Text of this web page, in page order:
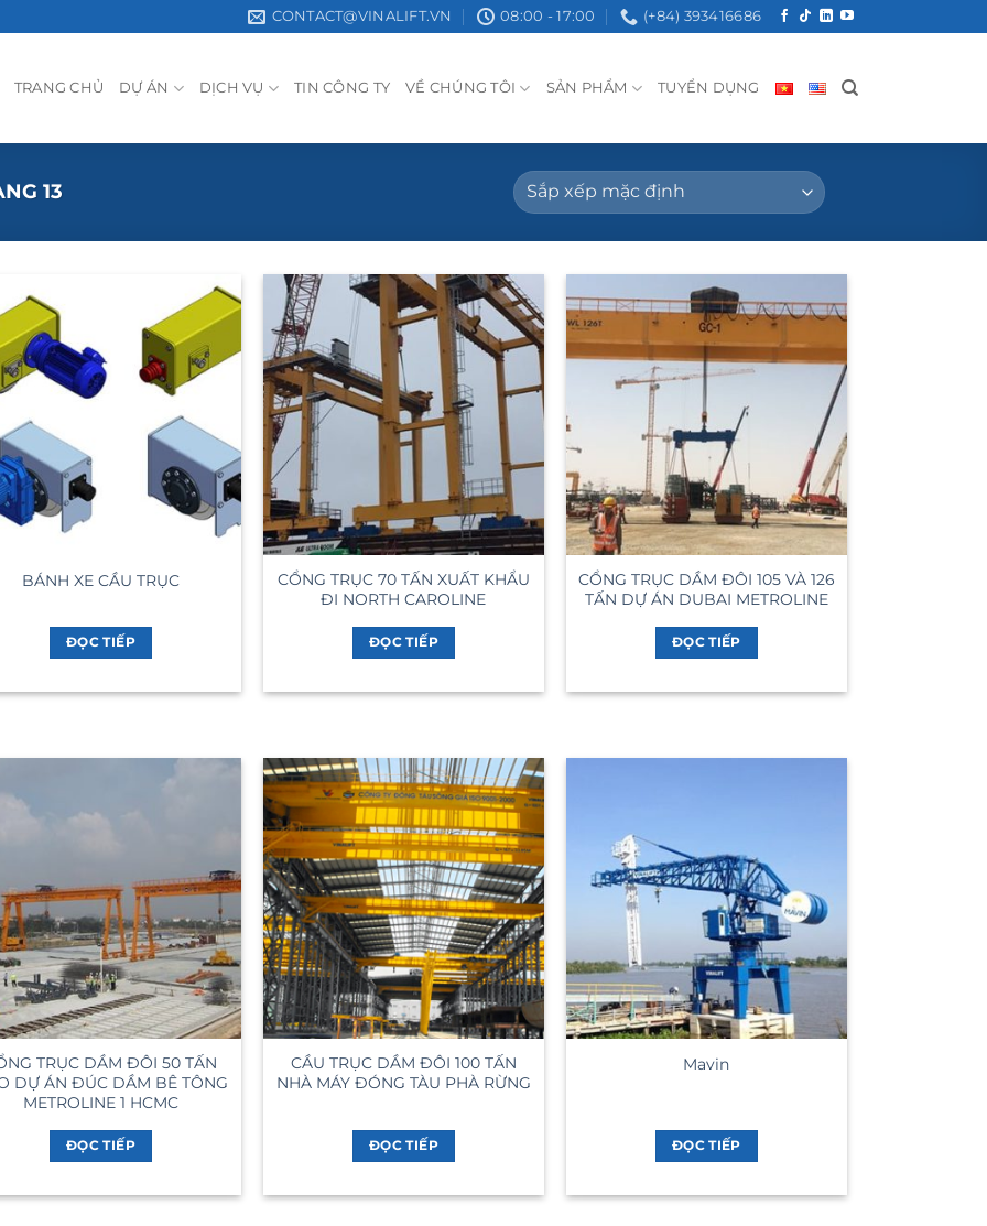
CONTACT@VINALIFT.VN 08:00 - 17:00 (+84) 393416686
TRANG CHỦ DỰ ÁN DỊCH VỤ TIN CÔNG TY VỀ CHÚNG TÔI SẢN PHẨM TUYỂN DỤNG
13
BÁNH XE CẦU TRỤC
ĐỌC TIẾP
CỔNG TRỤC 70 TẤN XUẤT KHẨU
ĐI NORTH CAROLINE
ĐỌC TIẾP
CỔNG TRỤC DẦM ĐÔI 105 VÀ 126
TẤN DỰ ÁN DUBAI METROLINE
ĐỌC TIẾP
TRỤC DẦM ĐÔI 50 TẤN
DỰ ÁN ĐÚC DẦM BÊ TÔNG
METROLINE 1 HCMC
ĐỌC TIẾP
CẦU TRỤC DẦM ĐÔI 100 TẤN
NHÀ MÁY ĐÓNG TÀU PHÀ RỪNG
ĐỌC TIẾP
Mavin
ĐỌC TIẾP